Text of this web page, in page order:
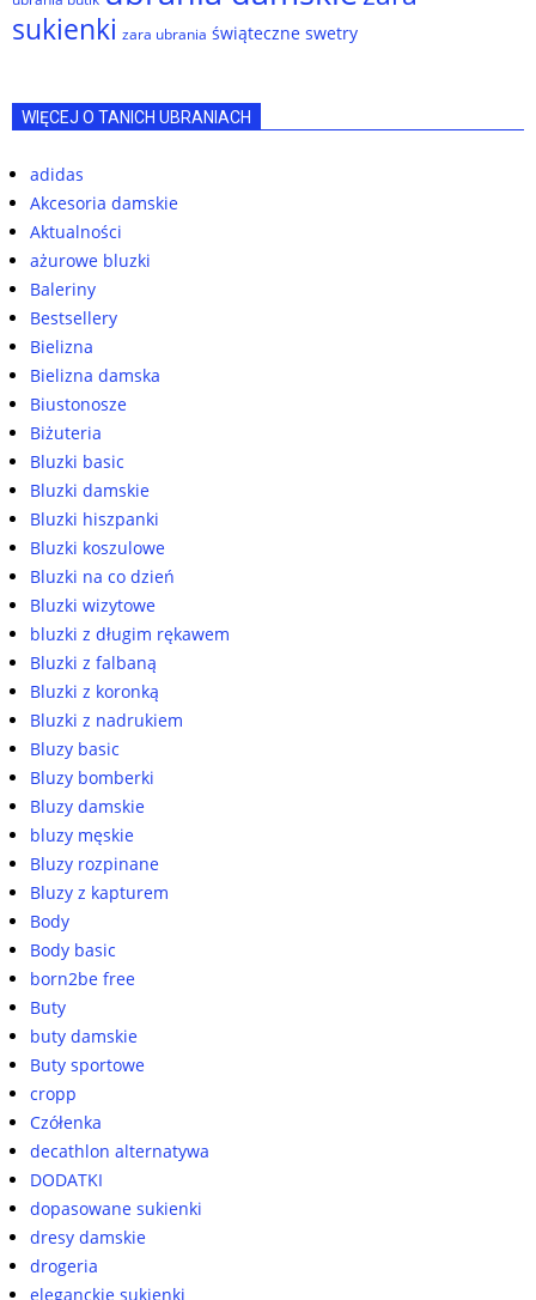
sukienki zara ubrania świąteczne swetry
WIĘCEJ O TANICH UBRANIACH
adidas
Akcesoria damskie
Aktualności
ażurowe bluzki
Baleriny
Bestsellery
Bielizna
Bielizna damska
Biustonosze
Biżuteria
Bluzki basic
Bluzki damskie
Bluzki hiszpanki
Bluzki koszulowe
Bluzki na co dzień
Bluzki wizytowe
bluzki z długim rękawem
Bluzki z falbaną
Bluzki z koronką
Bluzki z nadrukiem
Bluzy basic
Bluzy bomberki
Bluzy damskie
bluzy męskie
Bluzy rozpinane
Bluzy z kapturem
Body
Body basic
born2be free
Buty
buty damskie
Buty sportowe
cropp
Czółenka
decathlon alternatywa
DODATKI
dopasowane sukienki
dresy damskie
drogeria
eleganckie sukienki